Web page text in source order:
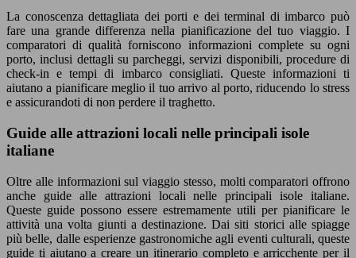
La conoscenza dettagliata dei porti e dei terminal di imbarco può
fare una grande differenza nella pianificazione del tuo viaggio. I
comparatori di qualità forniscono informazioni complete su ogni
porto, inclusi dettagli su parcheggi, servizi disponibili, procedure di
check-in e tempi di imbarco consigliati. Queste informazioni ti
aiutano a pianificare meglio il tuo arrivo al porto, riducendo lo stress
e assicurandoti di non perdere il traghetto.
Guide alle attrazioni locali nelle principali isole
italiane
Oltre alle informazioni sul viaggio stesso, molti comparatori offrono
anche guide alle attrazioni locali nelle principali isole italiane.
Queste guide possono essere estremamente utili per pianificare le
attività una volta giunti a destinazione. Dai siti storici alle spiagge
più belle, dalle esperienze gastronomiche agli eventi culturali, queste
guide ti aiutano a creare un itinerario completo e arricchente per il